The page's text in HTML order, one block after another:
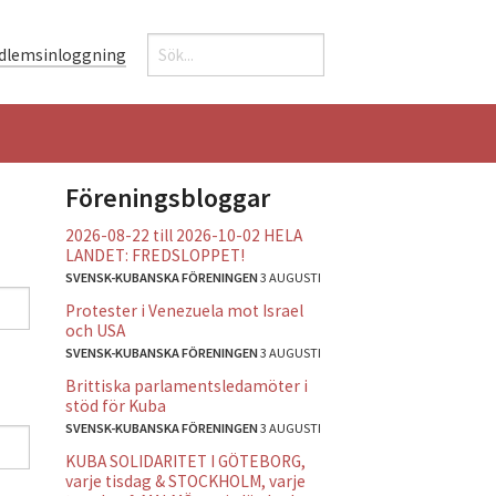
Sökformulär
Sök
Föreningsbloggar
2026-08-22 till 2026-10-02 HELA
LANDET: FREDSLOPPET!
SVENSK-KUBANSKA FÖRENINGEN3 AUGUSTI
Protester i Venezuela mot Israel
och USA
SVENSK-KUBANSKA FÖRENINGEN3 AUGUSTI
Brittiska parlamentsledamöter i
stöd för Kuba
SVENSK-KUBANSKA FÖRENINGEN3 AUGUSTI
KUBA SOLIDARITET I GÖTEBORG,
varje tisdag & STOCKHOLM, varje